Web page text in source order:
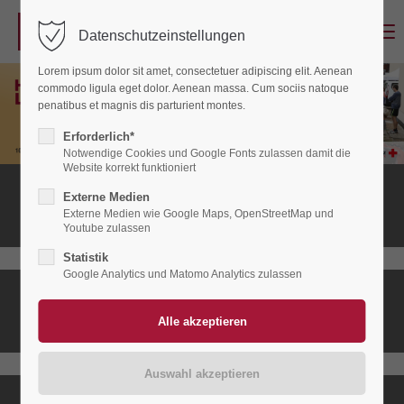
Login
Benutzername
Passwort
Anmelden
Register|Lost your password?
Support
Lorem ipsum dolor sit amet:
Stationäres
Hospiz
Ambulanter
Datenschutzeinstellungen
Lorem ipsum dolor sit amet, consectetuer adipiscing elit. Aenean
commodo ligula eget dolor. Aenean massa. Cum sociis natoque
penatibus et magnis dis parturient montes.
Erforderlich*
Notwendige Cookies und Google Fonts zulassen damit die
Website korrekt funktioniert
Externe Medien
Externe Medien wie Google Maps, OpenStreetMap und
Youtube zulassen
Statistik
Google Analytics und Matomo Analytics zulassen